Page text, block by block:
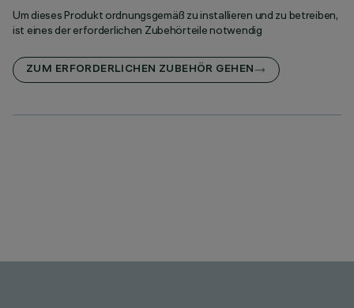
Um dieses Produkt ordnungsgemäß zu installieren und zu betreiben,
ist eines der erforderlichen Zubehörteile notwendig
ZUM ERFORDERLICHEN ZUBEHÖR GEHEN